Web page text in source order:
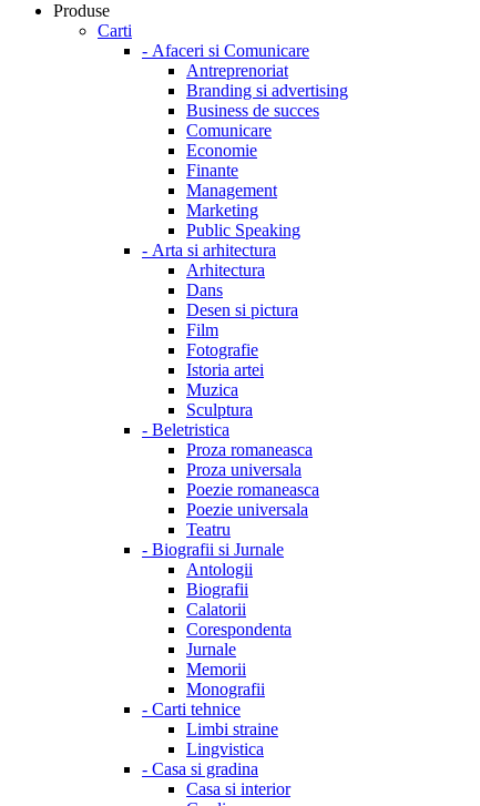
Produse
Carti
- Afaceri si Comunicare
Antreprenoriat
Branding si advertising
Business de succes
Comunicare
Economie
Finante
Management
Marketing
Public Speaking
- Arta si arhitectura
Arhitectura
Dans
Desen si pictura
Film
Fotografie
Istoria artei
Muzica
Sculptura
- Beletristica
Proza romaneasca
Proza universala
Poezie romaneasca
Poezie universala
Teatru
- Biografii si Jurnale
Antologii
Biografii
Calatorii
Corespondenta
Jurnale
Memorii
Monografii
- Carti tehnice
Limbi straine
Lingvistica
- Casa si gradina
Casa si interior